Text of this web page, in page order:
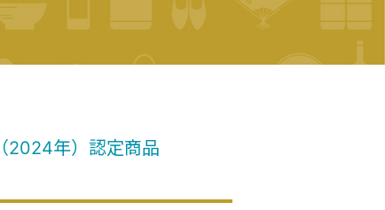
2024年）認定商品